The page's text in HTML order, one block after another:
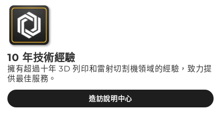
10 年技術經驗
擁有超過十年 3D 列印和雷射切割機領域的經驗，致力提
供最佳服務。
造訪說明中心